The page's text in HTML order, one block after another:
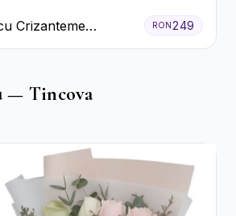
Crizanteme
Albi
RON249
— Tincova